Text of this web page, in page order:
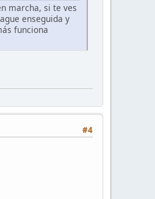
marcha, si te ves
enseguida y
funciona
#4